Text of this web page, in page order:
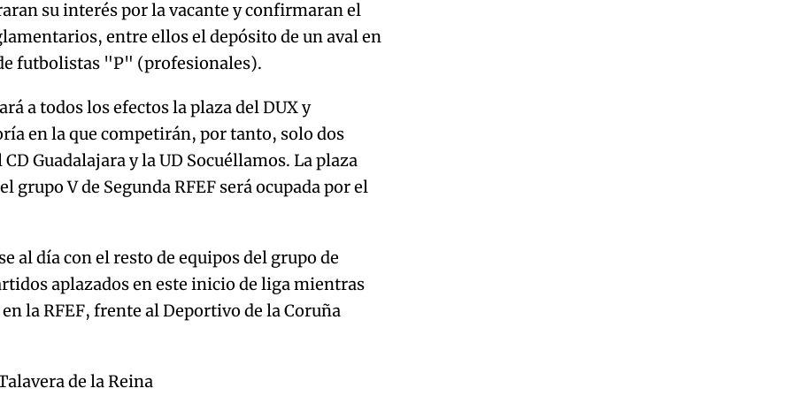
su interés por la vacante y confirmaran el
entre ellos el depósito de un aval en
futbolistas "P" (profesionales).
a todos los efectos la plaza del DUX y
en la que competirán, por tanto, solo dos
Guadalajara y la UD Socuéllamos. La plaza
grupo V de Segunda RFEF será ocupada por el
al día con el resto de equipos del grupo de
aplazados en este inicio de liga mientras
la RFEF, frente al Deportivo de la Coruña
de la Reina